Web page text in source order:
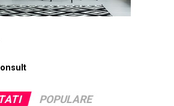
POPULARE